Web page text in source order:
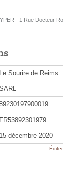
- 1 Rue Docteur
Le Sourire de Reims
FR53892301979
15 décembre 2020